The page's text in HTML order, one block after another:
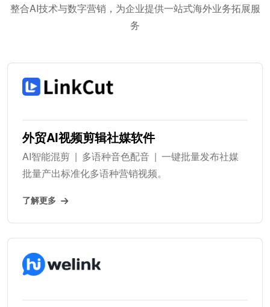
整合AI技术与数字营销，为企业提供一站式海外业务拓展服
务
外贸AI视频剪辑社媒软件
AI智能混剪 | 多语种音色配音 | 一键批量发布社媒
批量产出标准化多语种营销视频。
了解更多